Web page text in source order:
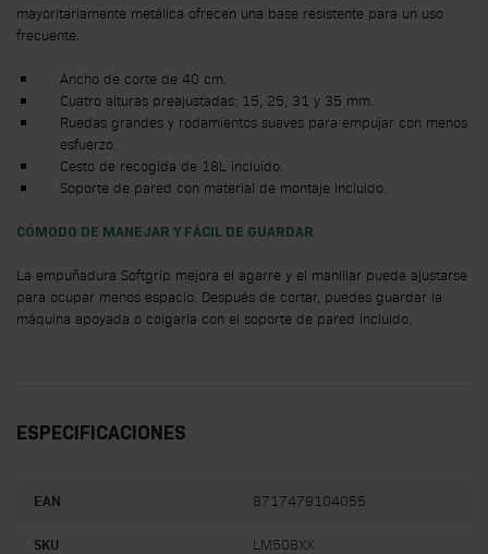
mayoritariamente metálica ofrecen una base resistente para un uso
frecuente.
Ancho de corte de 40 cm.
Cuatro alturas preajustadas: 15, 25, 31 y 35 mm.
Ruedas grandes y rodamientos suaves para empujar con menos
esfuerzo.
Cesto de recogida de 18L incluido.
Soporte de pared con material de montaje incluido.
CÓMODO DE MANEJAR Y FÁCIL DE GUARDAR
La empuñadura Softgrip mejora el agarre y el manillar puede ajustarse
para ocupar menos espacio. Después de cortar, puedes guardar la
máquina apoyada o colgarla con el soporte de pared incluido.
ESPECIFICACIONES
EAN 8717479104055
SKU LM508XX